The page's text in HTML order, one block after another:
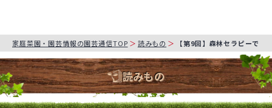
家庭菜園・園芸情報の園芸通信TOP 読みもの 【第9回】森林セラピーでリ
読みもの